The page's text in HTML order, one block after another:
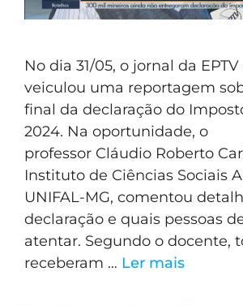
No dia 31/05, o jornal da EPTV
veiculou uma reportagem
final da declaração do
2024. Na oportunidade, o
professor Cláudio Roberto
Instituto de Ciências Sociais
UNIFAL-MG, comentou
declaração e quais pessoas
atentar. Segundo o docente,
receberam … Ler mais